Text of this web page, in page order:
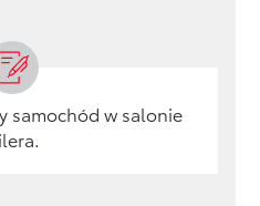
samochód w salonie